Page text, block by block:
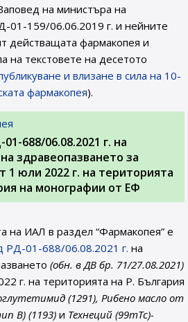
на министъра на
01-159/06.06.2019 г. и нейните
действащата фармакопея и
на текстовете на десетото
и влизане в сила на 10-
фармакопея).
688/06.08.2021 г. на
здравеопазването за
1 юли 2022 г. на територията
на монографии от ЕФ
на ИАЛ в раздел “Фармакопея” е
РД-01-688/06.08.2021 г. на
(обн. в ДВ бр. 71/27.08.2021)
г. на територията на Р. България
(1291), Рибено масло от
В) (1193) и Технеций (99mTc)-